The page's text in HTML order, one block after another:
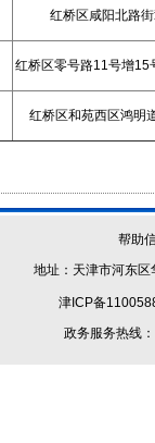
红桥区咸阳北路
红桥区零号路11号增15
红桥区和苑西区鸿明
帮助
地址：天津市河
津ICP备
政务服务热线